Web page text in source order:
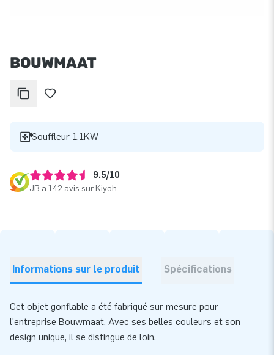
BOUWMAAT
Souffleur 1,1KW
9.5/10
JB a 142 avis sur Kiyoh
Informations sur le produit Spécifications
Cet objet gonflable a été fabriqué sur mesure pour
l'entreprise Bouwmaat. Avec ses belles couleurs et son
design unique, il se distingue de loin.